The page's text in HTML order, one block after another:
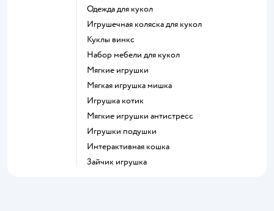
Одежда для кукол
Игрушечная коляска для кукол
Куклы винкс
Набор мебели для кукол
Мягкие игрушки
Мягкая игрушка мишка
Игрушка котик
Мягкие игрушки антистресс
Игрушки подушки
Интерактивная кошка
Зайчик игрушка